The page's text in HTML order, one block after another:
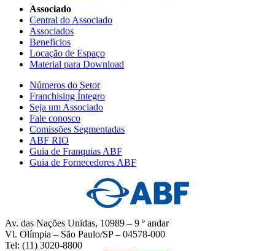
Associado
Central do Associado
Associados
Beneficios
Locação de Espaço
Material para Download
Números do Setor
Franchising Íntegro
Seja um Associado
Fale conosco
Comissões Segmentadas
ABF RIO
Guia de Franquias ABF
Guia de Fornecedores ABF
Av. das Nações Unidas, 10989 – 9 º andar
Vl. Olímpia – São Paulo/SP – 04578-000
Tel: (11) 3020-8800